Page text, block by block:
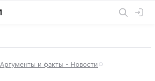
Аргументы и факты - Новости